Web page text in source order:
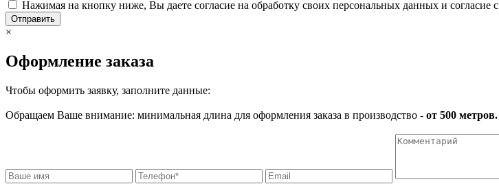
Нажимая на кнопку ниже, Вы даете согласие на обработку своих персональных данных и согласие с
Отправить
×
Оформление заказа
Чтобы оформить заявку, заполните данные:
Обращаем Ваше внимание: минимальная длина для оформления заказа в производство - от 500 метров.